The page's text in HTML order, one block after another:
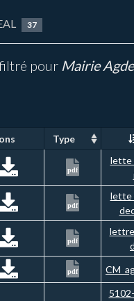
37
pour Mairie Agde
Type
pdf
lette
pdf
lette
pdf
lettre
pdf